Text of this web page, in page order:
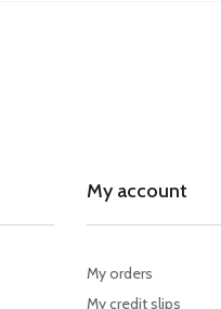
My account
My orders
My credit slips